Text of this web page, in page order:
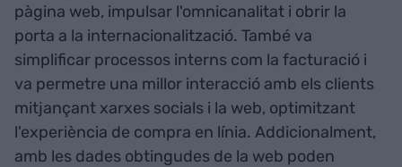
pàgina web, impulsar l'omnicanalitat i obrir la
porta a la internacionalització. També va
simplificar processos interns com la facturació i
va permetre una millor interacció amb els clients
mitjançant xarxes socials i la web, optimitzant
l'experiència de compra en línia. Addicionalment,
amb les dades obtingudes de la web poden